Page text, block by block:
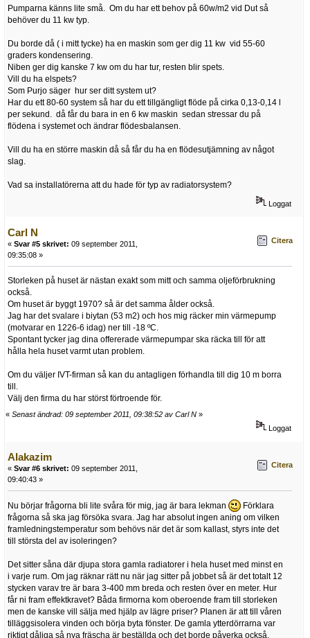
Pumparna känns lite små. Om du har ett behov på 60w/m2 vid Dut så
behöver du 11 kw typ.
Du borde då ( i mitt tycke) ha en maskin som ger dig 11 kw vid 55-60
graders kondensering.
Niben ger dig kanske 7 kw om du har tur, resten blir spets.
Vill du ha elspets?
Som Purjo säger hur ser ditt system ut?
Har du ett 80-60 system så har du ett tillgängligt flöde på cirka 0,13-0,14 l
per sekund. då får du bara in en 6 kw maskin sedan stressar du på
flödena i systemet och ändrar flödesbalansen.
Vill du ha en större maskin då så får du ha en flödesutjämning av något
slag.
Vad sa installatörerna att du hade för typ av radiatorsystem?
Loggat
Carl N
« Svar #5 skrivet: 09 september 2011,
09:35:08 »
Citera
Storleken på huset är nästan exakt som mitt och samma oljeförbrukning
också.
Om huset är byggt 1970? så är det samma ålder också.
Jag har det svalare i biytan (53 m2) och hos mig räcker min värmepump
(motvarar en 1226-6 idag) ner till -18 ºC.
Spontant tycker jag dina offererade värmepumpar ska räcka till för att
hålla hela huset varmt utan problem.
Om du väljer IVT-firman så kan du antagligen förhandla till dig 10 m borra
till.
Välj den firma du har störst förtroende för.
« Senast ändrad: 09 september 2011, 09:38:52 av Carl N »
Loggat
Alakazim
« Svar #6 skrivet: 09 september 2011,
09:40:43 »
Citera
Nu börjar frågorna bli lite svåra för mig, jag är bara lekman
Förklara
frågorna så ska jag försöka svara. Jag har absolut ingen aning om vilken
framledningstemperatur som behövs när det är som kallast, styrs inte det
till största del av isoleringen?
Det sitter såna där djupa stora gamla radiatorer i hela huset med minst en
i varje rum. Om jag räknar rätt nu när jag sitter på jobbet så är det totalt 12
stycken varav tre är bara 3-400 mm breda och resten över en meter. Hur
får ni fram effektkravet? Båda firmorna kom oberoende fram till storleken
men de kanske vill sälja med hjälp av lägre priser? Planen är att till våren
tilläggsisolera vinden och börja byta fönster. De gamla ytterdörrarna var
riktigt dåliga så nya fräscha är beställda och det borde påverka också.